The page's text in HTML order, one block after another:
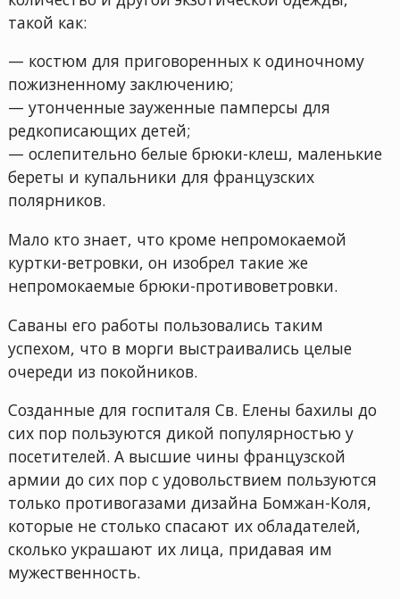
такой как:
— костюм для приговоренных к одиночному
пожизненному заключению;
— утонченные зауженные памперсы для
редкописающих детей;
— ослепительно белые брюки-клеш, маленькие
береты и купальники для французских
полярников.
Мало кто знает, что кроме непромокаемой
куртки-ветровки, он изобрел такие же
непромокаемые брюки-противоветровки.
Саваны его работы пользовались таким
успехом, что в морги выстраивались целые
очереди из покойников.
Созданные для госпиталя Св. Елены бахилы до
сих пор пользуются дикой популярностью у
посетителей. А высшие чины французской
армии до сих пор с удовольствием пользуются
только противогазами дизайна Бомжан-Коля,
которые не столько спасают их обладателей,
сколько украшают их лица, придавая им
мужественность.